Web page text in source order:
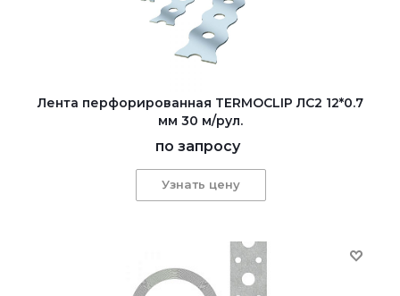
Лента перфорированная TERMOCLIP ЛС2 12*0.7
мм 30 м/рул.
по запросу
Узнать цену